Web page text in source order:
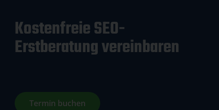
Kostenfreie SEO-
Erstberatung vereinbaren
Termin buchen